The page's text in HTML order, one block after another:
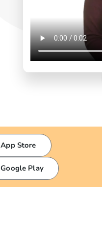
App Store
Google Play